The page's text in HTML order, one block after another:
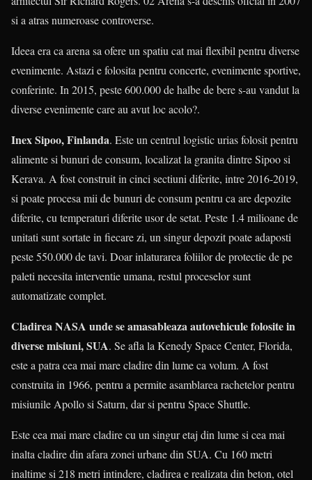
si a atras numeroase controverse.
Ideea era ca arena sa ofere un spatiu cat mai flexibil pentru diverse
evenimente. Astazi e folosita pentru concerte, evenimente sportive,
conferinte. In 2015, peste 600.000 de halbe de bere s-au vandut la
diverse evenimente care au avut loc acolo?.
Inex Sipoo, Finlanda. Este un centrul logistic urias folosit pentru
alimente si bunuri de consum, localizat la granita dintre Sipoo si
Kerava. A fost construit in cinci sectiuni diferite, intre 2016-2019,
si poate procesa mii de bunuri de consum pentru ca are depozite
diferite, cu temperaturi diferite usor de setat. Peste 1.4 milioane de
unitati sunt sortate in fiecare zi, un singur depozit poate adaposti
peste 550.000 de tavi. Doar inlaturarea foliilor de protectie de pe
paleti necesita interventie umana, restul proceselor sunt
automatizate complet.
Cladirea NASA unde se amasableaza autovehicule folosite in
diverse misiuni, SUA. Se afla la Kenedy Space Center, Florida,
este a patra cea mai mare cladire din lume ca volum. A fost
construita in 1966, pentru a permite asamblarea rachetelor pentru
misiunile Apollo si Saturn, dar si pentru Space Shuttle.
Este cea mai mare cladire cu un singur etaj din lume si cea mai
inalta cladire din afara zonei urbane din SUA. Cu 160 metri
inaltime si 218 metri intindere, cladirea e realizata din beton, otel